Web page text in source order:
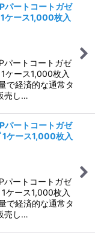
パートコートガゼ
ケース1,000枚入
パートコートガゼ
ケース1,000枚入
経済的な通常タ
売し…
パートコートガゼ
ケース1,000枚入
パートコートガゼ
ケース1,000枚入
経済的な通常タ
売し…